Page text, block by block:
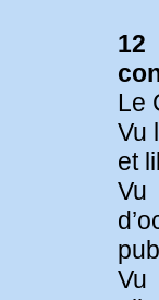
12
Le
Vu
et
Vu
Vu